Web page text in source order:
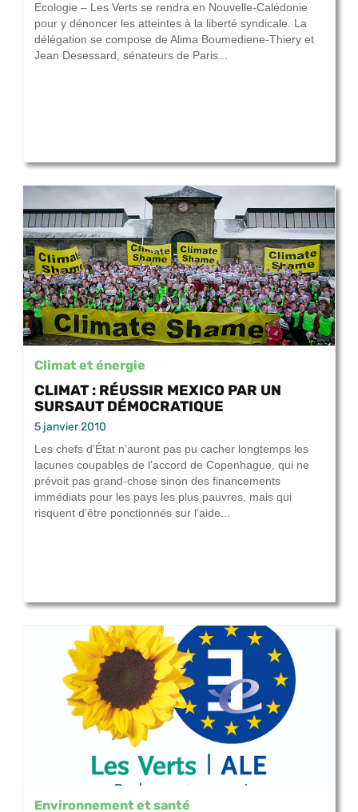
Ecologie – Les Verts se rendra en Nouvelle-Calédonie
pour y dénoncer les atteintes à la liberté syndicale. La
délégation se compose de Alima Boumediene-Thiery et
Jean Desessard, sénateurs de Paris...
Climat et énergie
CLIMAT : RÉUSSIR MEXICO PAR UN
SURSAUT DÉMOCRATIQUE
5 janvier 2010
Les chefs d’État n’auront pas pu cacher longtemps les
lacunes coupables de l’accord de Copenhague, qui ne
prévoit pas grand-chose sinon des financements
immédiats pour les pays les plus pauvres, mais qui
risquent d’être ponctionnés sur l’aide...
Environnement et santé